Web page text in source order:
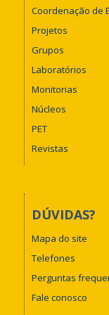
Coordenação de
Projetos
Grupos
Laboratórios
Monitorias
Núcleos
PET
Revistas
DÚVIDAS?
Mapa do site
Telefones
Perguntas
Fale conosco